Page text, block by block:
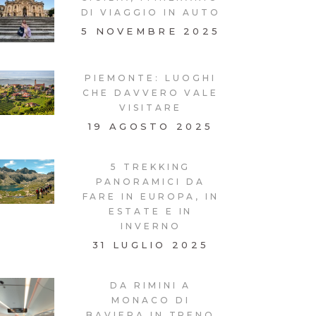
DI VIAGGIO IN AUTO
5 NOVEMBRE 2025
PIEMONTE: LUOGHI
CHE DAVVERO VALE
VISITARE
19 AGOSTO 2025
5 TREKKING
PANORAMICI DA
FARE IN EUROPA, IN
ESTATE E IN
INVERNO
31 LUGLIO 2025
DA RIMINI A
MONACO DI